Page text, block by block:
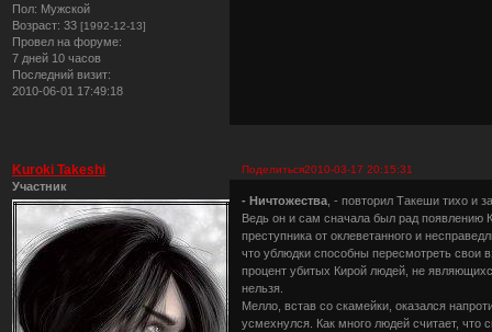
Пол: Мужской
Возраст: 33 [1992-12-13]
Провел на форуме:
7 дней 10 часов
Последний визит:
2010-06-01 17:49:18
Поделиться2010-03-17 20:15:31
Kuroki Takeshi
Участник
- Ничтожества , - повторил Такеши тихо и
Ведь он и сам сначала был рад появлению
преступника от оклеветанного и
что ублюдки способны пересмотреть свои
процент убитых Кирой людей, не
нельзя.
Мелло, встав со скамейки, оказался
усмехнулся. Как много людей считает, что